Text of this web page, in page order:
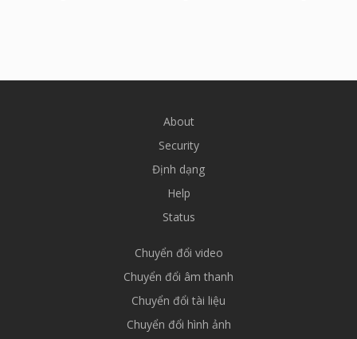
About
Security
Định dạng
Help
Status
Chuyển đổi video
Chuyển đổi âm thanh
Chuyển đổi tài liệu
Chuyển đổi hình ảnh